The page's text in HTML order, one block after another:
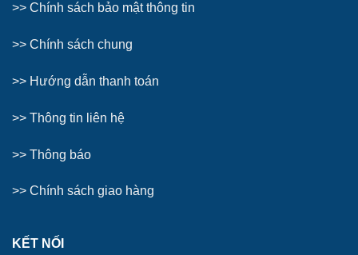
>> Chính sách bảo mật thông tin
>> Chính sách chung
>> Hướng dẫn thanh toán
>> Thông tin liên hệ
>> Thông báo
>> Chính sách giao hàng
KẾT NỐI